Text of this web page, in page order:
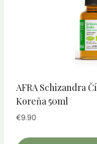
AFRA Schizandra
Koreňa 50ml
€9.90